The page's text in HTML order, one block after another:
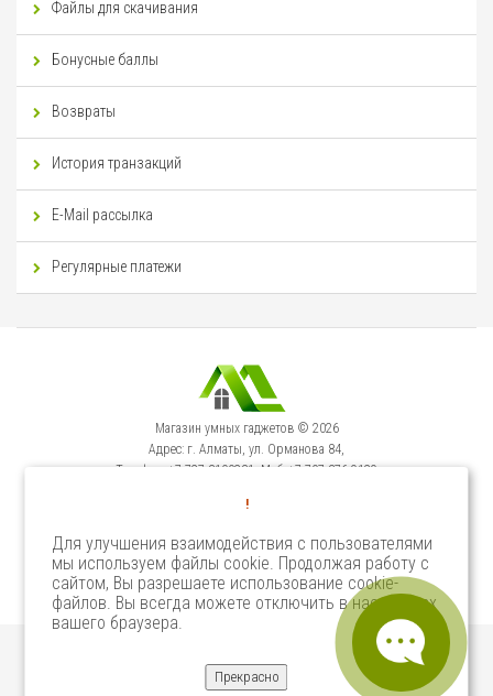
Файлы для скачивания
Бонусные баллы
Возвраты
История транзакций
E-Mail рассылка
Регулярные платежи
Магазин умных гаджетов © 2026
Адрес: г. Алматы, ул. Орманова 84,
Телефон: +7-727-3100231, Моб: +7-707-376-9129
Сервисный Центр: г. Алматы, ул. Орманова 84.
Select Language ▼
!
Для улучшения взаимодействия с пользователями
мы используем файлы cookie. Продолжая работу с
сайтом, Вы разрешаете использование cookie-
файлов. Вы всегда можете отключить в настройках
вашего браузера.
Прекрасно